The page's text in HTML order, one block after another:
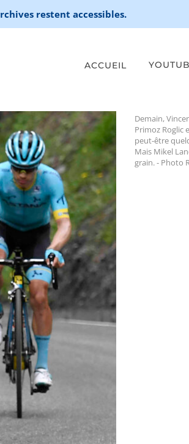
restent accessibles.
ACCUEIL
Demain,
Primoz Roglic
peut-être
Mais Mikel
grain. - Photo